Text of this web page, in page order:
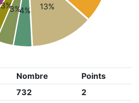
13%
4%
3%
3%
Nombre
Points
732
2